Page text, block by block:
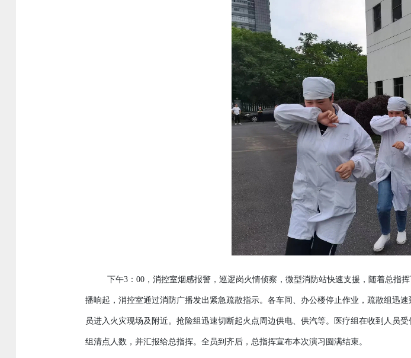
下午3 ：00 ，消控室烟感报警，巡逻岗火情侦察，微型消防站快速支援，随着总指
播响起，消控室通过消防广播发出紧急疏散指示。各车间 、 办公楼停止作业 ， 疏散组迅速
员进入火灾现场及附近。抢险组迅速切断起火点周边供电、供汽等。 医疗组在收到人员受
组清点人数 ，并汇报给总指挥。全员到齐后 ，总指挥宣布本次演习圆满结束。